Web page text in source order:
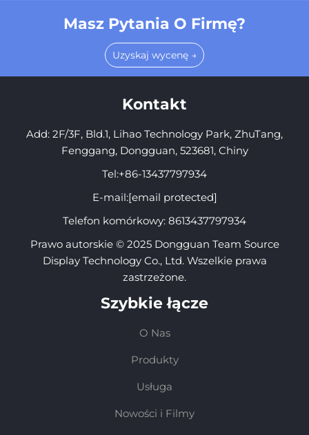
Masz Pytania O Firmę?
Uzyskaj wycenę →
Kontakt
Add: 2F/3F, Bld.1, Lihao Technology Park, ZhuTang,
Fenggang, Dongguan, 523681, Chiny
Tel:+86-13437797934
E-mail:[email protected]
Telefon komórkowy: 8613437797934
Prawo autorskie © 2025 Dongguan Team Source
Display Technology Co., Ltd. Wszelkie prawa
zastrzeżone.
Szybkie łącze
O Nas
Produkty
Usługa
Nowości i Filmy